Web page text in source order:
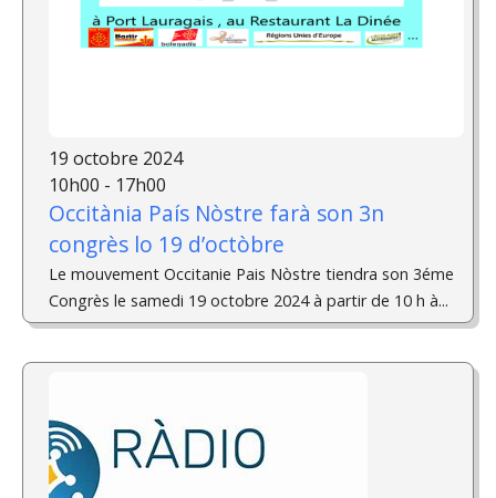
19 octobre 2024
10h00 - 17h00
Occitània País Nòstre farà son 3n
congrès lo 19 d’octòbre
Le mouvement Occitanie Pais Nòstre tiendra son 3éme
Congrès le samedi 19 octobre 2024 à partir de 10 h à...